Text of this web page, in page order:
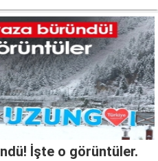
İşte o görüntüler.